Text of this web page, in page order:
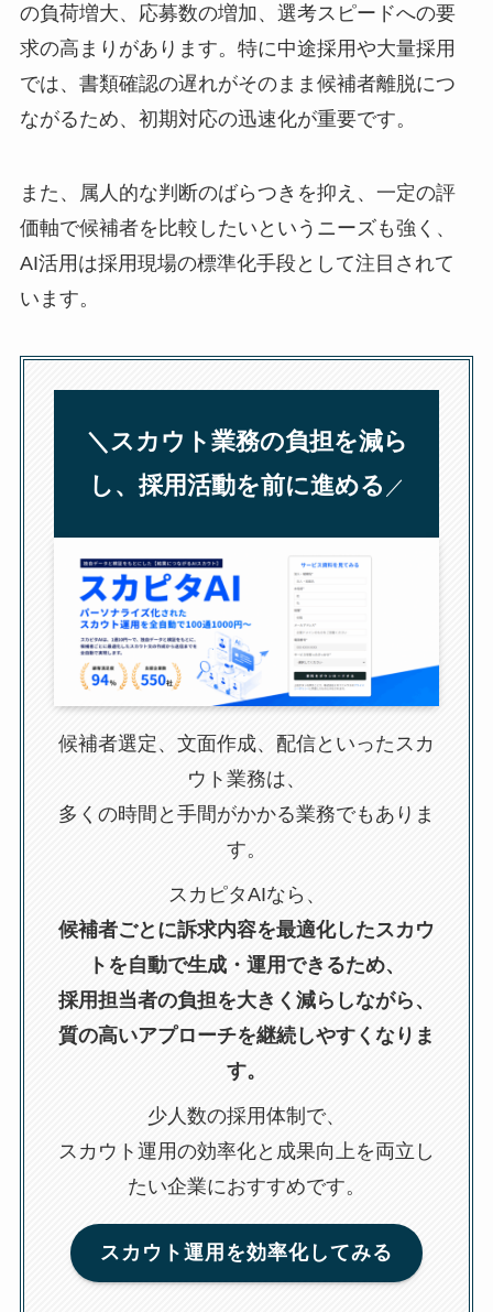
の負荷増大、応募数の増加、選考スピードへの要
求の高まりがあります。特に中途採用や大量採用
では、書類確認の遅れがそのまま候補者離脱につ
ながるため、初期対応の迅速化が重要です。
また、属人的な判断のばらつきを抑え、一定の評
価軸で候補者を比較したいというニーズも強く、
AI活用は採用現場の標準化手段として注目されて
います。
＼スカウト業務の負担を減ら
し、採用活動を前に進める ／
候補者選定、文面作成、配信といったスカ
ウト業務は、
多くの時間と手間がかかる業務でもありま
す。
スカピタAIなら、
候補者ごとに訴求内容を最適化したスカウ
トを自動で生成・運用できるため、
採用担当者の負担を大きく減らしながら、
質の高いアプローチを継続しやすくなりま
す。
少人数の採用体制で、
スカウト運用の効率化と成果向上を両立し
たい企業におすすめです。
スカウト運用を効率化してみる